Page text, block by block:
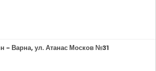
- Варна, ул. Атанас Москов №31